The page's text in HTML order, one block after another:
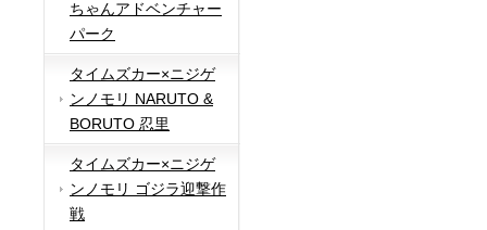
ちゃんアドベンチャー
パーク
タイムズカー×ニジゲ
ンノモリ NARUTO &
BORUTO 忍里
タイムズカー×ニジゲ
ンノモリ ゴジラ迎撃作
戦